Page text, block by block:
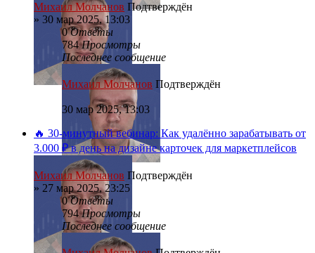
Михаил Молчанов Подтверждён
» 30 мар 2025, 13:03
0Ответы
784Просмотры
Последнее сообщение
Михаил Молчанов Подтверждён
30 мар 2025, 13:03
🔥 30-минутный вебинар: Как удалённо зарабатывать от
3.000 ₽ в день на дизайне карточек для маркетплейсов
Михаил Молчанов Подтверждён
» 27 мар 2025, 23:25
0Ответы
794Просмотры
Последнее сообщение